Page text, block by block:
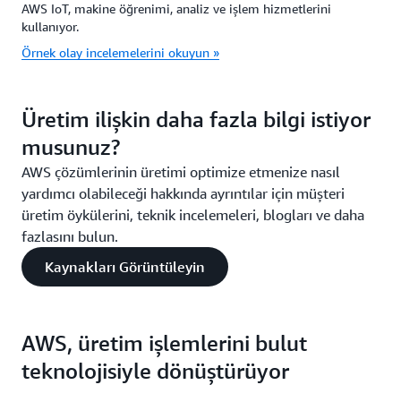
AWS IoT, makine öğrenimi, analiz ve işlem hizmetlerini
kullanıyor.
Örnek olay incelemelerini okuyun »
Üretim ilişkin daha fazla bilgi istiyor
musunuz?
AWS çözümlerinin üretimi optimize etmenize nasıl
yardımcı olabileceği hakkında ayrıntılar için müşteri
üretim öykülerini, teknik incelemeleri, blogları ve daha
fazlasını bulun.
Kaynakları Görüntüleyin
AWS, üretim işlemlerini bulut
teknolojisiyle dönüştürüyor